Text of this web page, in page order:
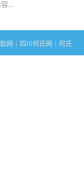
...
网 | 四川何氏网 | 何氏